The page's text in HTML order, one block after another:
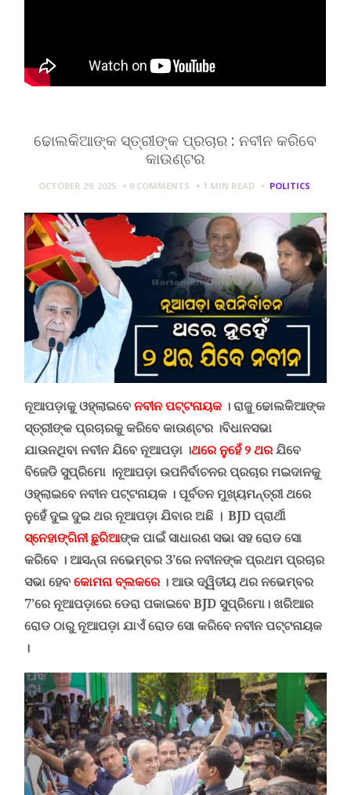
ଢୋଲକିଆଙ୍କ ସ୍ତ୍ରୀଙ୍କ ପ୍ରଚାର : ନବୀନ କରିବେ
କାଉଣ୍ଟର
OCTOBER 29, 2025 0 COMMENTS 1 MIN READ POLITICS
ନୂଆପଡ଼ାକୁ ଓହ୍ଲାଇବେନବୀନ ପଟ୍ଟନାୟକ ।ରାଜୁ ଢୋଲକିଆଙ୍କ
ସ୍ତ୍ରୀଙ୍କ ପ୍ରଚାରକୁ କରିବେ କାଉଣ୍ଟର ।ବିଧାନସଭା
ଯାଉନଥିବା ନବୀନ ଯିବେ ନୂଆପଡ଼ା ।ଥରେ ନୁହେଁ୨ ଥର ଯିବେ
ବିଜେଡି ସୁପ୍ରିମୋ ।ନୂଆପଡ଼ା ଉପନିର୍ବାଚନର ପ୍ରଚାର ମଇଦାନକୁ
ଓହ୍ଲାଇବେ ନବୀନ ପଟ୍ଟନାୟକ । ପୂର୍ବତନ ମୁଖ୍ୟମନ୍ତ୍ରୀ ଥରେ
ନୁହେଁ ଦୁଇ ଦୁଇ ଥର ନୂଆପଡ଼ା ଯିବାର ଅଛି ।BJD ପ୍ରାର୍ଥୀ
ସ୍ନେହାଙ୍ଗିନୀ ଛୁରିଆଙ୍କ ପାଇଁ ସାଧାରଣ ସଭା ସହ ରୋଡ ସୋ
କରିବେ ।ଆସନ୍ତା ନଭେମ୍ବର 3’ରେ ନବୀନଙ୍କ ପ୍ରଥମ ପ୍ରଚାର
ସଭା ହେବକୋମନା ବ୍ଲକରେ । ଆଉ ଦ୍ୱିତୀୟ ଥର ନଭେମ୍ବର
7’ରେ ନୂଆପଡ଼ାରେ ଡେରା ପକାଇବେBJD ସୁପ୍ରିମୋ। ଖରିଆର
ରୋଡ ଠାରୁ ନୂଆପଡ଼ା ଯାଏଁ ରୋଡସୋ କରିବେ ନବୀନ ପଟ୍ଟନାୟକ
।